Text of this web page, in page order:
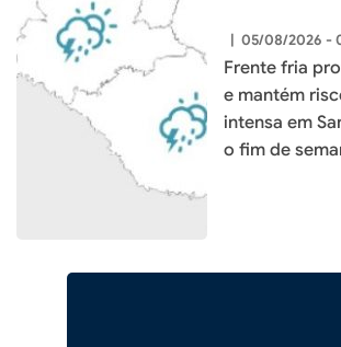
| 05/08/2026 -
Frente fria
e mantém
intensa em
o fim de